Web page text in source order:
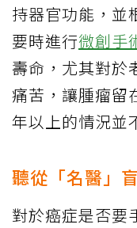
持器官功能，並
要時進行微創手
壽命，尤其對於
痛苦，讓腫瘤留
年以上的情況並
聽從「名醫」
對於癌症是否要